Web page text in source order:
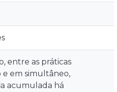
entre as práticas
em simultâneo,
acumulada há